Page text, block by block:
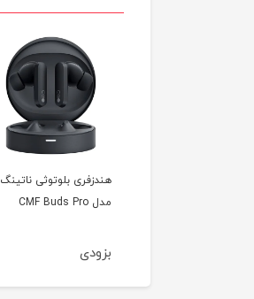
هندزفری بلوتوثی ناتینگ
مدل CMF Buds Pro
بزودی